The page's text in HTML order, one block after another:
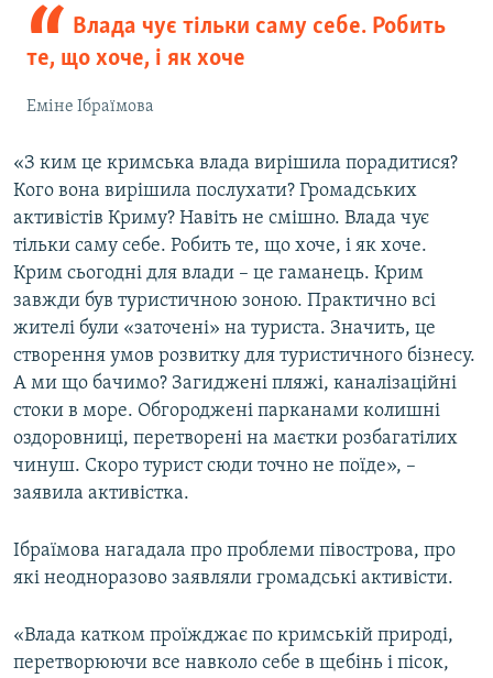
Влада чує тільки саму себе. Робить
те, що хоче, і як хоче
Еміне Ібраїмова
«З ким це кримська влада вирішила порадитися?
Кого вона вирішила послухати? Громадських
активістів Криму? Навіть не смішно. Влада чує
тільки саму себе. Робить те, що хоче, і як хоче.
Крим сьогодні для влади – це гаманець. Крим
завжди був туристичною зоною. Практично всі
жителі були «заточені» на туриста. Значить, це
створення умов розвитку для туристичного бізнесу.
А ми що бачимо? Загиджені пляжі, каналізаційні
стоки в море. Обгороджені парканами колишні
оздоровниці, перетворені на маєтки розбагатілих
чинуш. Скоро турист сюди точно не поїде», –
заявила активістка.
Ібраїмова нагадала про проблеми півострова, про
які неодноразово заявляли громадські активісти.
«Влада катком проїжджає по кримській природі,
перетворюючи все навколо себе в щебінь і пісок,